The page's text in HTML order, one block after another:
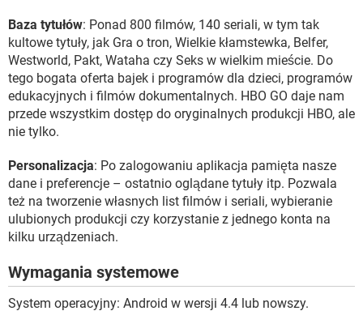
Baza tytułów: Ponad 800 filmów, 140 seriali, w tym tak
kultowe tytuły, jak Gra o tron, Wielkie kłamstewka, Belfer,
Westworld, Pakt, Wataha czy Seks w wielkim mieście. Do
tego bogata oferta bajek i programów dla dzieci, programów
edukacyjnych i filmów dokumentalnych. HBO GO daje nam
przede wszystkim dostęp do oryginalnych produkcji HBO, ale
nie tylko.
Personalizacja: Po zalogowaniu aplikacja pamięta nasze
dane i preferencje – ostatnio oglądane tytuły itp. Pozwala
też na tworzenie własnych list filmów i seriali, wybieranie
ulubionych produkcji czy korzystanie z jednego konta na
kilku urządzeniach.
Wymagania systemowe
System operacyjny: Android w wersji 4.4 lub nowszy.